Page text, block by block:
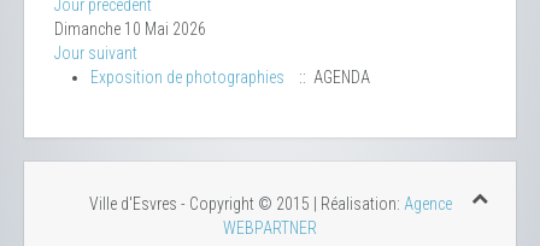
Jour précédent
Dimanche 10 Mai 2026
Jour suivant
Exposition de photographies
:: AGENDA
Ville d'Esvres - Copyright © 2015 | Réalisation: Agence
WEBPARTNER